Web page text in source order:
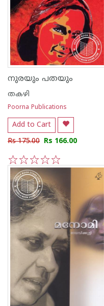
നുരയും പതയും
തകഴി
Poorna Publications
Add to Cart
Rs 175.00 Rs 166.00
5
4
3
2
1